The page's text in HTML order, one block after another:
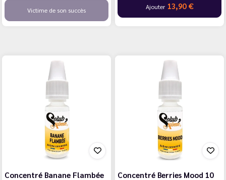
Victime de son succès Ajouter 13,90 €
Concentré Banane Flambée
Concentré Berries Mood 10